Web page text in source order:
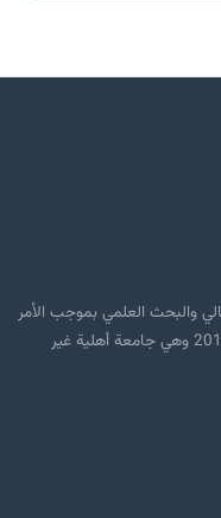
والبحث العلمي بموجب الأمر
الوزاري الصادر منها ذي العدد (21890) لسنة 2018 وهي جامعة أهلية غير